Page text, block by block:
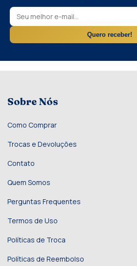
Quero receber!
Sobre Nós
Como Comprar
Trocas e Devoluções
Contato
Quem Somos
Perguntas Frequentes
Termos de Uso
Políticas de Troca
Políticas de Reembolso